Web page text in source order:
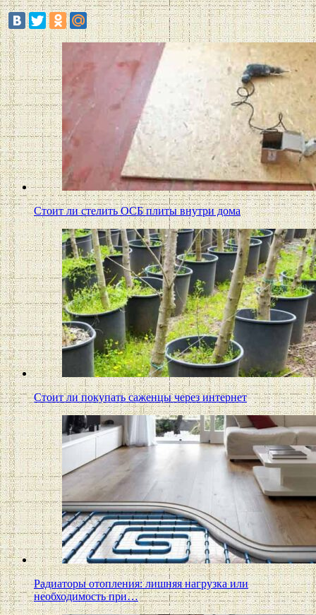
Стоит ли стелить ОСБ плиты внутри дома
Стоит ли покупать саженцы через интернет
Радиаторы отопления: лишняя нагрузка или
необходимость при…